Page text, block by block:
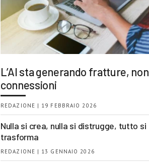
L’AI sta generando fratture, non
connessioni
REDAZIONE | 19 FEBBRAIO 2026
Nulla si crea, nulla si distrugge, tutto si
trasforma
REDAZIONE | 13 GENNAIO 2026